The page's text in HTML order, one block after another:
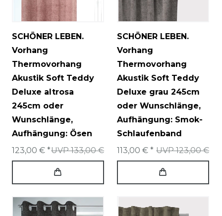
SCHÖNER LEBEN.
Vorhang
Thermovorhang
Akustik Soft Teddy
Deluxe altrosa
245cm oder
Wunschlänge,
Aufhängung: Ösen
UVP 133,00 €
123,00 € *
SCHÖNER LEBEN.
Vorhang
Thermovorhang
Akustik Soft Teddy
Deluxe grau 245cm
oder Wunschlänge,
Aufhängung: Smok-
Schlaufenband
UVP 123,00 €
113,00 € *